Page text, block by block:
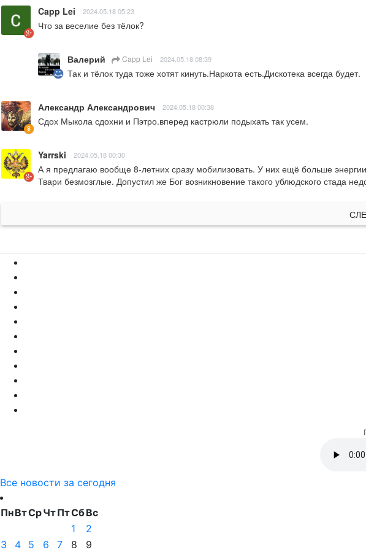
Capp Lei 2024.05.18 05:23
Что за веселие без тёлок?
Валерий Capp Lei 2024.05.18 08:39
Так и тёлок туда тоже хотят кинуть.Наркота есть.Дискотека всегда будет.
Александр Александрович 2024.05.18 00:38
Сдох Мыкола сдохни и Пэтро.вперед кастрюли подыхать так усем.
Yarrski 2024.05.18 00:30
А я предлагаю вообще 8-летних сразу мобилизовать. У них ещё больше
Твари безмозглые. Допустил же Бог возникновение такого ублюдского стада
Все новости за сегодня
ПнВтСрЧтПтСбВс
1
2
3
4 5 6 7 8
9